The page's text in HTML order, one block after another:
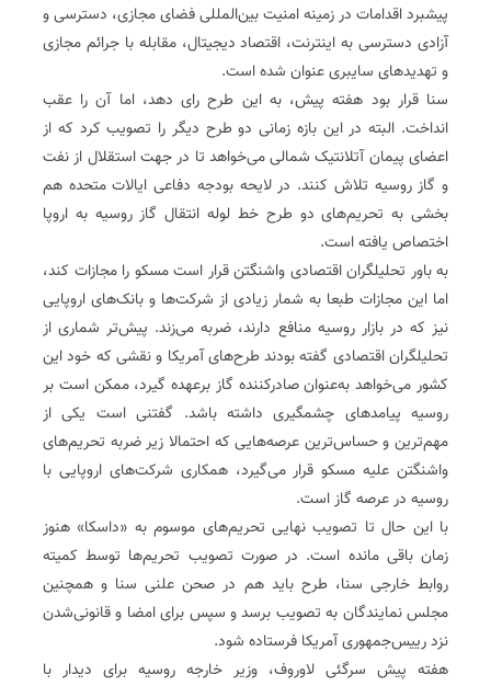
پیشبرد اقدامات در زمینه امنیت بین‌المللی فضای مجازی، دسترسی و
آزادی دسترسی به اینترنت، اقتصاد دیجیتال، مقابله با جرائم مجازی
و تهدیدهای سایبری عنوان شده‌ است.
سنا قرار بود هفته پیش، به این طرح رای دهد، اما آن را عقب
انداخت. البته در این بازه زمانی دو طرح دیگر را تصویب کرد که از
اعضای پیمان آتلانتیک شمالی می‌خواهد تا در جهت استقلال از نفت
و گاز روسیه تلاش کنند. در لایحه بودجه دفاعی ایالات متحده هم
بخشی به تحریم‌های دو طرح خط لوله انتقال گاز روسیه به اروپا
اختصاص یافته است.
به باور تحلیلگران اقتصادی واشنگتن قرار است مسکو را مجازات کند،
اما این مجازات طبعا به شمار زیادی از شرکت‌ها و بانک‌های اروپایی
نیز که در بازار روسیه منافع دارند، ضربه می‌زند. پیش‌تر شماری از
تحلیلگران اقتصادی گفته بودند طرح‌های آمریکا و نقشی که خود این
کشور می‌خواهد به‌عنوان صادرکننده گاز برعهده گیرد، ممکن است بر
روسیه پیامدهای چشمگیری داشته باشد. گفتنی است یکی از
مهم‌ترین و حساس‌ترین عرصه‌هایی که احتمالا زیر ضربه تحریم‌های
واشنگتن علیه مسکو قرار می‌گیرد، همکاری شرکت‌های اروپایی با
روسیه در عرصه گاز است.
با این حال تا تصویب نهایی تحریم‌های موسوم به «داسکا» هنوز
زمان باقی مانده ‌است. در صورت تصویب تحریم‌ها توسط کمیته
روابط خارجی سنا، طرح باید هم در صحن علنی سنا و همچنین
مجلس نمایندگان به تصویب برسد و سپس برای امضا و قانونی‌شدن
نزد رییس‌جمهوری آمریکا فرستاده شود.
هفته پیش سرگئی لاوروف، وزیر خارجه روسیه برای دیدار با